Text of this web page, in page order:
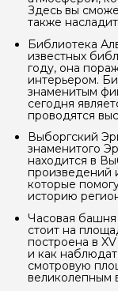
Здесь вы
также
Библиотека
известных
году, она
интерьером.
знаменитым
сегодня
проводятся
Выборгский
знаменитого
находится в
произведений
которые
историю
Часовая
стоит на
построена в
и как
смотровую
великолепным
Задайте
Как вас зовут